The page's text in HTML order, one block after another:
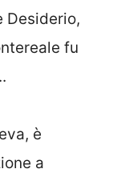
Desiderio,
fu
è
a